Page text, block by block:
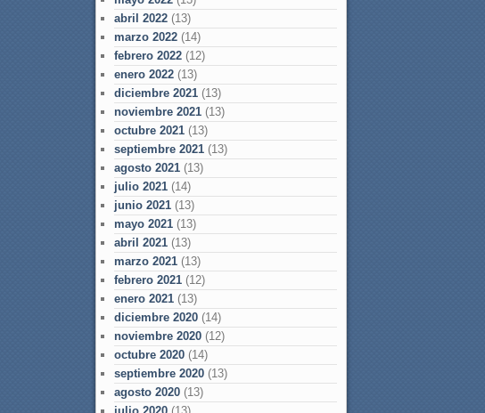
abril 2022 (13)
marzo 2022 (14)
febrero 2022 (12)
enero 2022 (13)
diciembre 2021 (13)
noviembre 2021 (13)
octubre 2021 (13)
septiembre 2021 (13)
agosto 2021 (13)
julio 2021 (14)
junio 2021 (13)
mayo 2021 (13)
abril 2021 (13)
marzo 2021 (13)
febrero 2021 (12)
enero 2021 (13)
diciembre 2020 (14)
noviembre 2020 (12)
octubre 2020 (14)
septiembre 2020 (13)
agosto 2020 (13)